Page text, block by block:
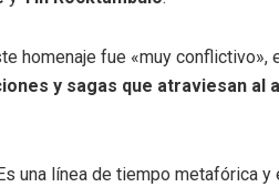
homenaje fue «muy conflictivo»,
y sagas que atraviesan al
una línea de tiempo metafórica